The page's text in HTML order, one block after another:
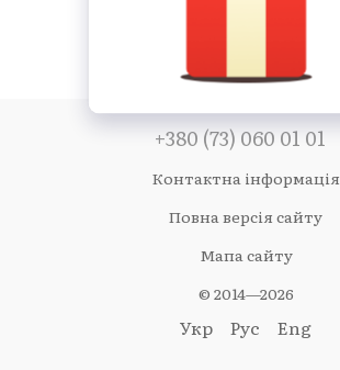
+380 (73) 060 01 01
Контактна інформація
Повна версія сайту
Мапа сайту
© 2014—2026
Укр Рус Eng